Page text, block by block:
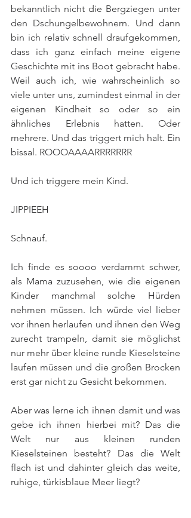
bekanntlich nicht die Bergziegen unter
den Dschungelbewohnern. Und dann
bin ich relativ schnell draufgekommen,
dass ich ganz einfach meine eigene
Geschichte mit ins Boot gebracht habe.
Weil auch ich, wie wahrscheinlich so
viele unter uns, zumindest einmal in der
eigenen Kindheit so oder so ein
ähnliches Erlebnis hatten. Oder
mehrere. Und das triggert mich halt. Ein
bissal. ROOOAAAARRRRRRR
Und ich triggere mein Kind.
JIPPIEEH
Schnauf.
Ich finde es soooo verdammt schwer,
als Mama zuzusehen, wie die eigenen
Kinder manchmal solche Hürden
nehmen müssen. Ich würde viel lieber
vor ihnen herlaufen und ihnen den Weg
zurecht trampeln, damit sie möglichst
nur mehr über kleine runde Kieselsteine
laufen müssen und die großen Brocken
erst gar nicht zu Gesicht bekommen.
Aber was lerne ich ihnen damit und was
gebe ich ihnen hierbei mit? Das die
Welt nur aus kleinen runden
Kieselsteinen besteht? Das die Welt
flach ist und dahinter gleich das weite,
ruhige, türkisblaue Meer liegt?